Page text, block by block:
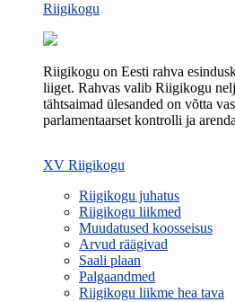
Riigikogu
Riigikogu on Eesti rahva
liiget. Rahvas valib Riigikogu
tähtsaimad ülesanded on võtta
parlamentaarset kontrolli ja
XV Riigikogu
Riigikogu juhatus
Riigikogu liikmed
Muudatused koosseisus
Arvud räägivad
Saali plaan
Palgaandmed
Riigikogu liikme hea tava